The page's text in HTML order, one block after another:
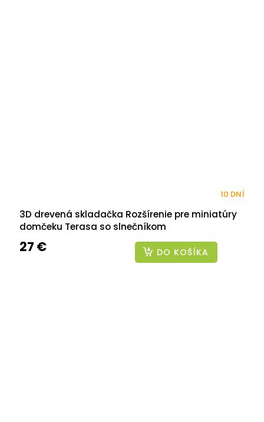
3D drevená skladačka Rozšírenie pre miniatúry
domčeku Terasa so slnečníkom
10 DNÍ
27 € DO KOŠÍKA